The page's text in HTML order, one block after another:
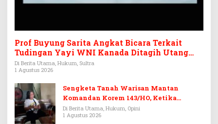
Prof Buyung Sarita Angkat Bicara Terkait
Tudingan Yayi WNI Kanada Ditagih Utang
Rp3,6 Miliar
Di Berita Utama, Hukum, Sultra
1 Agustus 2026
Sengketa Tanah Warisan Mantan
Komandan Korem 143/HO, Ketika
Warisan Menjadi Arena Pemerasan
Di Berita Utama, Hukum, Opini
1 Agustus 2026